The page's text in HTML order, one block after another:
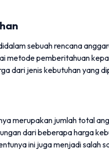
sebuah rencana
metode pemberitahuan
dari jenis kebutuhan yang
merupakan jumlah total
dari beberapa harga
ini juga menjadi salah